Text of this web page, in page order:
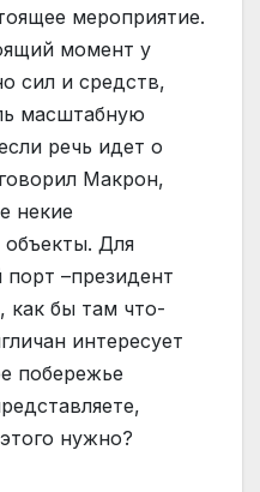
мероприятие.
момент у
сил и средств,
масштабную
речь идет о
Макрон,
некие
объекты. Для
–президент
как бы там что-
интересует
побережье
нужно?